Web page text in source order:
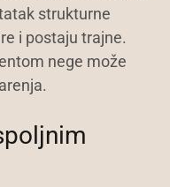
strukturne
i postaju trajne.
nege može